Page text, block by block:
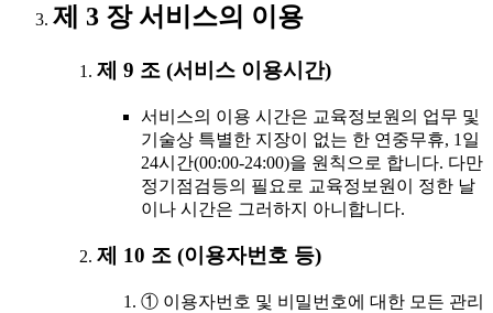
제 3 장 서비스의 이용
제 9 조 (서비스 이용시간)
서비스의 이용 시간은 교육정보원의 업무 및
기술상 특별한 지장이 없는 한 연중무휴, 1일
24시간(00:00-24:00)을 원칙으로 합니다. 다만
정기점검등의 필요로 교육정보원이 정한 날
이나 시간은 그러하지 아니합니다.
제 10 조 (이용자번호 등)
① 이용자번호 및 비밀번호에 대한 모든 관리